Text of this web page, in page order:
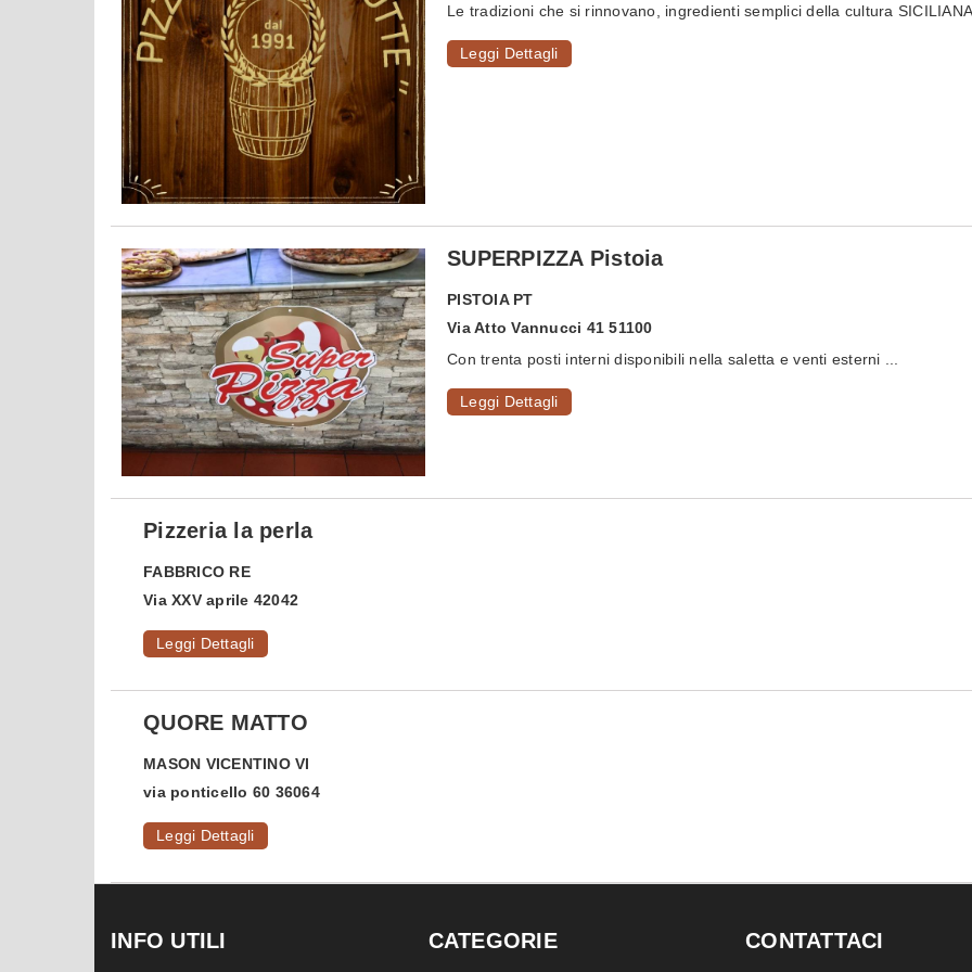
Le tradizioni che si rinnovano, ingredienti semplici della cultura
Leggi Dettagli
SUPERPIZZA Pistoia
PISTOIA PT
Via Atto Vannucci 41 51100
Con trenta posti interni disponibili nella saletta e venti esterni ...
Leggi Dettagli
Pizzeria la perla
FABBRICO RE
Via XXV aprile 42042
Leggi Dettagli
QUORE MATTO
MASON VICENTINO VI
via ponticello 60 36064
Leggi Dettagli
INFO UTILI CATEGORIE CONTATTACI